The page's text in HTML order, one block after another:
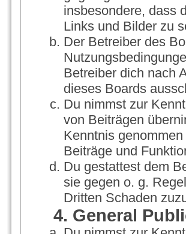
insbesondere, dass
Links und Bilder zu
Der Betreiber des
Betreiber dich nach
dieses Boards
Du nimmst zur
von Beiträgen
Kenntnis
Beiträge und
Du gestattest dem
sie gegen o. g.
Dritten Schaden
4. General